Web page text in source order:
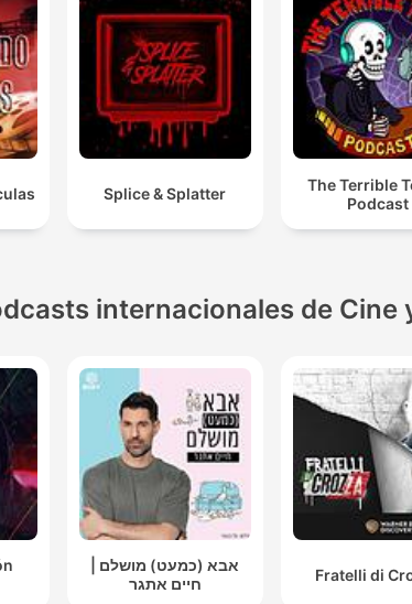
Splice & Splatter
The Terrible
Podcast
internacionales de Cine
אבא (כמעט) מושלם |
חיים אתגר
Fratelli di